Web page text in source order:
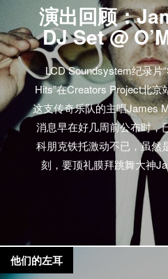
演出回顾：
DJ Set @
LCD Soundsystem纪录片
Hits”在Creators Project北
这支传奇乐队的主唱James
消息早在好几周前公布时，
科朋克铁托激动不已，虽然
刻，要顶礼膜拜跳舞大神
他们的左耳